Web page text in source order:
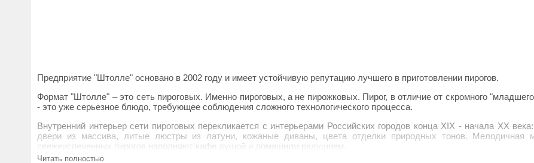
Предприятие "Штолле" основано в 2002 году и имеет устойчивую репутацию лучшего в приготовлении пирогов.
Формат "Штолле" – это сеть пироговых. Именно пироговых, а не пирожковых. Пирог, в отличие от скромного
- это уже серьезное блюдо, требующее соблюдения сложного технологического процесса.
Внутренний интерьер сети пироговых перекликается с интерьерами Российских городов конца XIX - начала XX
двери из массива, литые люстры из латуни, кожаные диваны, цвета отделки природных тонов. Мелодичная
свежеиспеченных пирогов наполняют кафе душой и домашним радушием.
Читать полностью